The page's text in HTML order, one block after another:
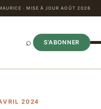
· MISE À JOUR AOÛT 2026
⌕ S’ABONNER
2024